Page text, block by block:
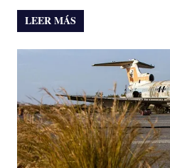
LEER MÁS